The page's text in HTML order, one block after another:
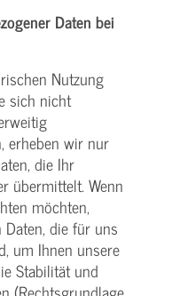
Daten bei
Nutzung
sich nicht
erheben wir nur
die Ihr
übermittelt. Wenn
möchten,
die für uns
um Ihnen unsere
Stabilität und